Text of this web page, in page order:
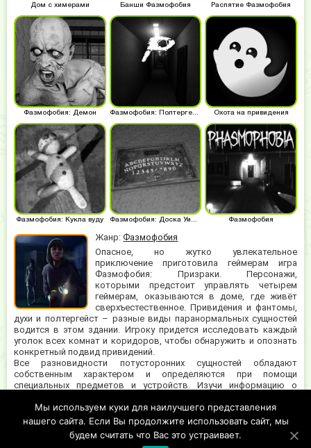
Жанр:Фазмофобия
Опасное, но жутко увлекательное
приключение приготовила геймерам игра
Фазмофобия: Призраки. Персонажи,
которыми предстоит управлять четырем
геймерам, оказываются в доме, где живёт
сверхъестественное. Привидения и фантомы,
духи и полтергейст – разные виды паранормальных сущностей
водится в этом здании. Игроку придется исследовать каждый
уголок всех комнат и коридоров, чтобы обнаружить и опознать
конкретный подвид привидений.
Все разновидности потусторонних сущностей обладают
собственным характером и определяются при помощи
специальных предметов и устройств. Изучи информацию о
поворотам событий при встрече. Все сущности имеют сильные и
слабые стороны, некоторые чрезвычайно опасны, и не оставят
попыток напасть, пока не убьют свою жертву. Будь осторожен!
Дом с химерами Банши Фазмофобия Распятие Фазмофобия
Фазмофобия: Демон Фазмофобия: Полтергейст Охота на привидения
Фазмофобия: Кукла вуду Фазмофобия: Доска Уиджи Фазмофобия
Мы используем куки для наилучшего представления
нашего сайта. Если Вы продолжите использовать сайт, мы
будем считать что Вас это устраивает.